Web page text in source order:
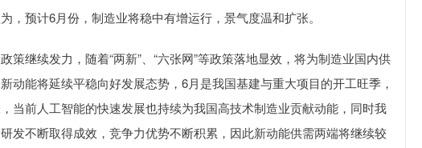
预计6月份，制造业将稳中有增运行，景气度温和扩张。
继续发力，随着“两新”、“六张网”等政策落地显效，将为制造业国内供
动能将延续平稳向好发展态势，6月是我国基建与重大项目的开工旺季，
当前人工智能的快速发展也持续为我国高技术制造业贡献动能，同时我
发不断取得成效，竞争力优势不断积累，因此新动能供需两端将继续较